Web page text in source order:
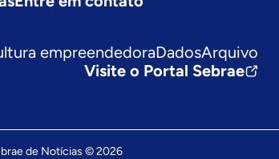
empreendedoraDadosArquivo
Visite o Portal Sebrae
de Notícias © 2026